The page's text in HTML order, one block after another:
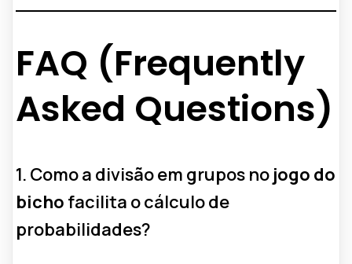
FAQ (Frequently
Asked Questions)
1. Como a divisão em grupos no jogo do
bicho facilita o cálculo de
probabilidades?